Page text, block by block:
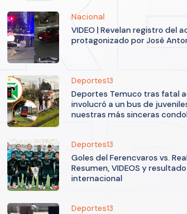
Nacional
VIDEO | Revelan registro del
protagonizado por José
Deportes13
Deportes Temuco tras fatal
involucró a un bus de
nuestras más sinceras
Deportes13
Goles del Ferencvaros vs.
Resumen, VIDEOS y
internacional
Deportes13